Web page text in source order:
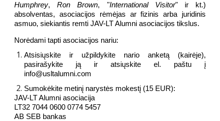
Humphrey,Ron Brown, "International Visitor" ir kt.)
absolventas, asociacijos rėmėjas ar fizinis arba juridinis
asmuo, siekiantis remti JAV-LT Alumni asociacijos tikslus.
Norėdami tapti asociacijos nariu:
Atsisiųskite ir užpildykite nario anketą (kairėje),
pasirašykite ją ir atsiųskite el. paštu į
info@usltalumni.com
Sumokėkite metinį narystės mokestį (15 EUR):
JAV-LT Alumni asociacija
LT32 7044 0600 0774 5457
AB SEB bankas